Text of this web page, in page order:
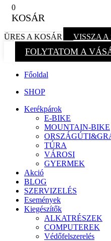
0
KOSÁR
ÜRES A KOSÁR VISSZA A
FOLYTATOM A
Főoldal
SHOP
Kerékpárok
E-BIKE
MOUNTAIN-BIKE
TÚRA
VÁROSI
GYERMEK
Akció
BLOG
SZERVIZELÉS
Események
Kiegészítők
ALKATRÉSZEK
COMPUTEREK
Védőfelszerelés